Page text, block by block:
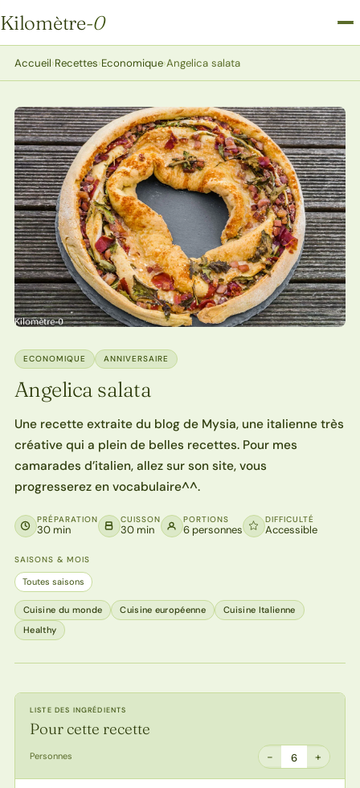
Kilomètre-0
Kilomètre-0
Accueil›Recettes›Economique›Angelica salata
ECONOMIQUE ANNIVERSAIRE
Angelica salata
Une recette extraite du blog de Mysia, une italienne très
créative qui a plein de belles recettes. Pour mes
camarades d’italien, allez sur son site, vous
progresserez en vocabulaire^^.
PRÉPARATION
30 min
CUISSON
30 min
PORTIONS
6 personnes
DIFFICULTÉ
Accessible
SAISONS & MOIS
Toutes saisons
Cuisine du monde Cuisine européenne
Cuisine Italienne
Healthy
LISTE DES INGRÉDIENTS
Pour cette recette
Personnes − 6 +